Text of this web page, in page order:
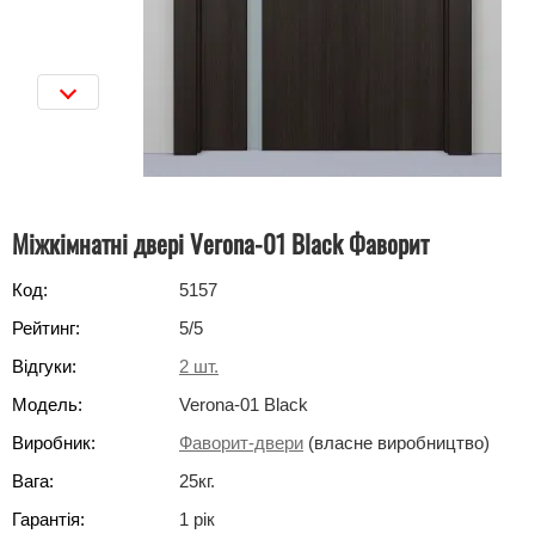
Міжкімнатні двері Verona-01 Black Фаворит
Код:
5157
Рейтинг:
5/5
Відгуки:
2 шт.
Модель:
Verona-01 Black
Виробник:
Фаворит-двери (власне виробництво)
Вага:
25кг.
Гарантія:
1 рік